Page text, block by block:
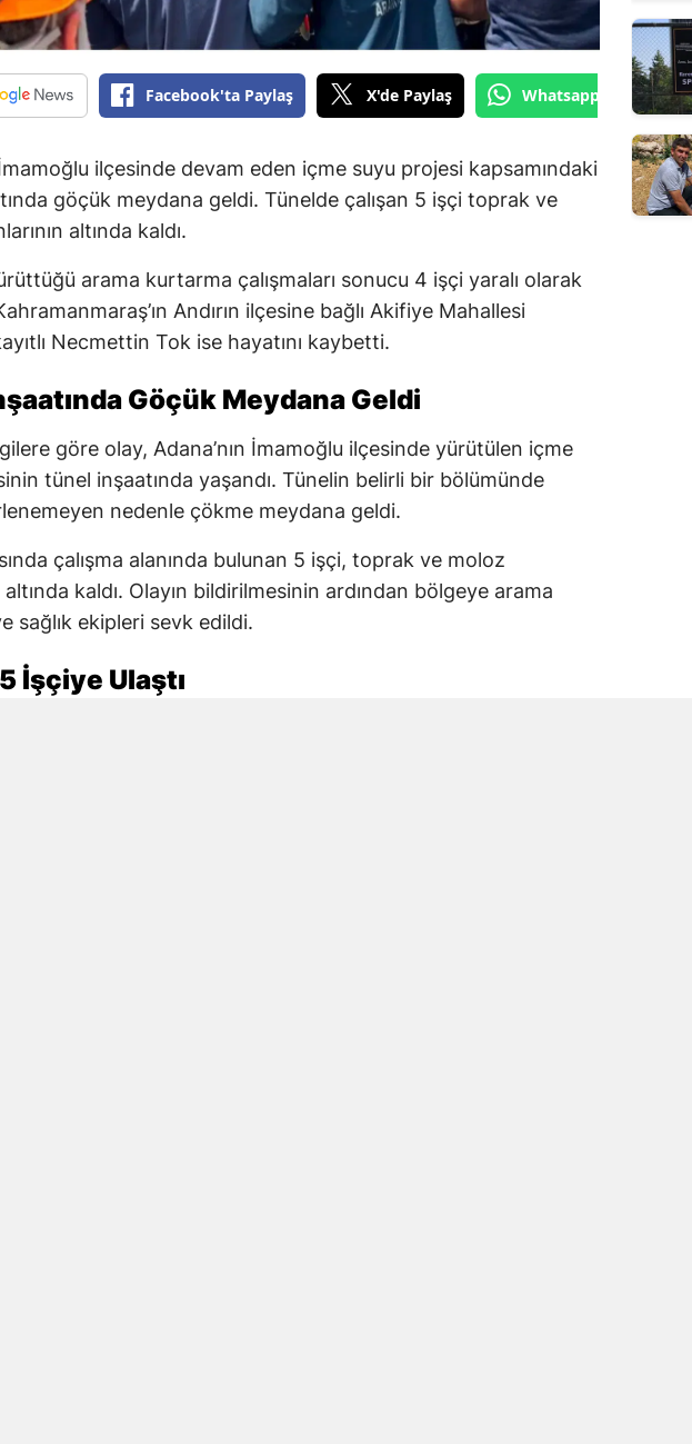
Facebook'ta Paylaş X'de Paylaş Whatsapp'tan Gönder
İmamoğlu ilçesinde devam eden içme suyu projesi kapsamındaki
göçük meydana geldi. Tünelde çalışan 5 işçi toprak ve
altında kaldı.
arama kurtarma çalışmaları sonucu 4 işçi yaralı olarak
Andırın ilçesine bağlı Akifiye Mahallesi
Necmettin Tok ise hayatını kaybetti.
Göçük Meydana Geldi
göre olay, Adana’nın İmamoğlu ilçesinde yürütülen içme
tünel inşaatında yaşandı. Tünelin belirli bir bölümünde
nedenle çökme meydana geldi.
çalışma alanında bulunan 5 işçi, toprak ve moloz
altında kaldı. Olayın bildirilmesinin ardından bölgeye arama
sağlık ekipleri sevk edildi.
İşçiye Ulaştı